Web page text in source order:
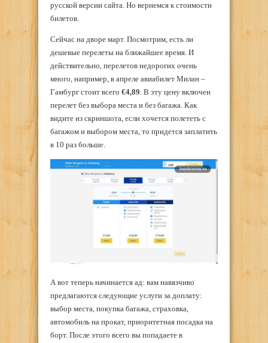
русской версии сайта. Но вернемся к стоимости
билетов.
Сейчас на дворе март. Посмотрим, есть ли
дешевые перелеты на ближайшее время. И
действительно, перелетов недорогих очень
много, например, в апреле авиабилет Милан –
Гамбург стоит всего €4,89. В эту цену включен
перелет без выбора места и без багажа. Как
видите из скриншота, если хочется полететь с
багажом и выбором места, то придется заплатить
в 10 раз больше.
А вот теперь начинается ад: вам навязчиво
предлагаются следующие услуги за доплату:
выбор места, покупка багажа, страховка,
автомобиль на прокат, приоритетная посадка на
борт. После этого всего вы попадаете в